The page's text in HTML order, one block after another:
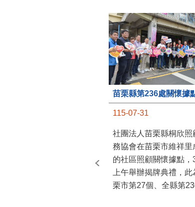
115-07-31
社團法人苗栗縣桐欣照
務協會在苗栗市維祥里
的社區照顧關懷據點，
上午舉辦揭牌典禮，此
栗市第27個、全縣第